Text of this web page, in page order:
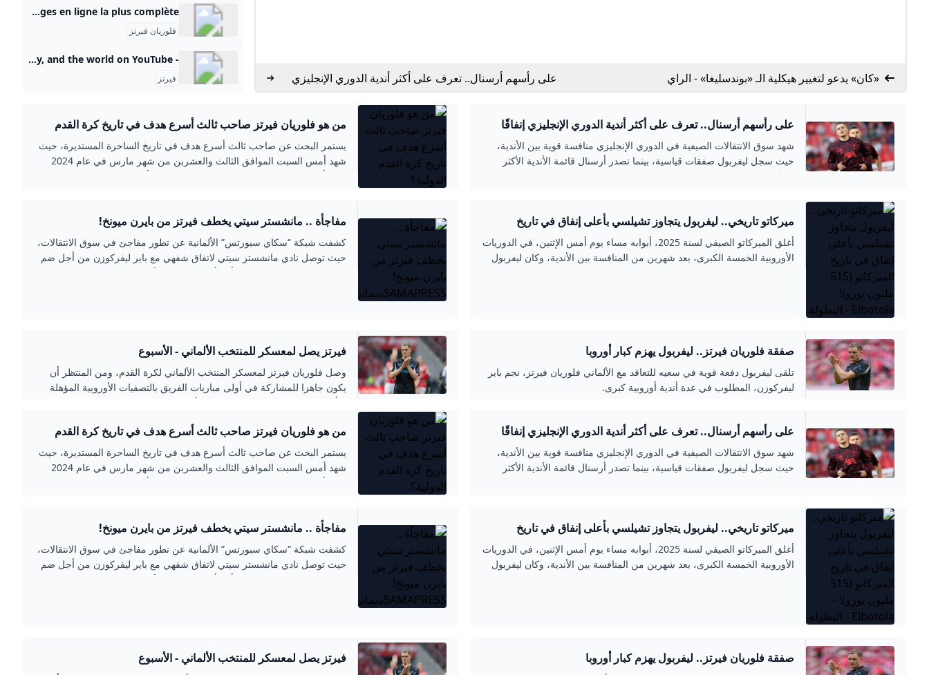
«كان» يدعو لتغيير هيكلية الـ «بوندسليغا» - الراي
على رأسهم أرسنال.. تعرف على أكثر أندية الدوري الإنجليزي
إنفاقًا يسوق الانتقالات 2025
Getty Images Getty Images France. Découvrez des images libres de droits en haute résolution, photos éditoriales, cliparts vectoriels, clips vidéo et des titres de musique sous licence dans la banque d’images en ligne la plus complète.
فلوريان فيرتز
- YouTube Enjoy the videos and music you love, upload original content, and share it all with friends, family, and the world on YouTube.
فيرتز
على رأسهم أرسنال.. تعرف على أكثر أندية الدوري الإنجليزي إنفاقًا
يسوق الانتقالات 2025
شهد سوق الانتقالات الصيفية في الدوري الإنجليزي منافسة قوية بين الأندية،
حيث سجل ليفربول صفقات قياسية، بينما تصدر أرسنال قائمة الأندية الأكثر
إنفاقًا صافيًا.
من هو فلوريان فيرتز صاحب ثالث أسرع هدف في تاريخ كرة القدم
الدولية؟
يستمر البحث عن صاحب ثالث أسرع هدف في تاريخ الساحرة المستديرة، حيث
شهد أمس السبت الموافق الثالث والعشربن من شهر مارس في عام 2024
ثالث أسرع هدف في تاريخ كرة القدم، والذي جاء بأقدام اللاعب الالماني
ميركاتو تاريخي.. ليفربول يتجاوز تشيلسي بأعلى إنفاق في تاريخ
الميركاتو (515 مليون يورو)! - ELBOTOLA - البطولة
أغلق الميركاتو الصيفي لسنة 2025، أبوابه مساء يوم أمس الإثنين، في الدوريات
الأوروبية الخمسة الكبرى، بعد شهرين من المنافسة بين الأندية، وكان ليفربول
مفاجأة .. مانشستر سيتي يخطف فيرتز من بايرن ميونخ!
SAMAPRESSسمابرس
كشفت شبكة “سكاي سبورتس” الألمانية عن تطور مفاجئ في سوق الانتقالات،
حيث توصل نادي مانشستر سيتي لاتفاق شفهي مع باير ليفركوزن من أجل ضم
النجم الشاب فلوريان فيرتز، أحد أبرز المواهب الألمانية في السنوات
صفقة فلوريان فيرتز.. ليفربول يهزم كبار أوروبا
تلقى ليفربول دفعة قوية في سعيه للتعاقد مع الألماني فلوريان فيرتز، نجم باير
ليفركوزن، المطلوب في عدة أندية أوروبية كبرى.
فيرتز يصل لمعسكر للمنتخب الألماني - الأسبوع
وصل فلوريان فيرتز لمعسكر المنتخب الألماني لكرة القدم، ومن المنتظر أن
يكون جاهزا للمشاركة في أولى مباريات الفريق بالتصفيات الأوروبية المؤهلة
لكأس العالم في وقت لاحق من هذا الأسبوع. وكان…
على رأسهم أرسنال.. تعرف على أكثر أندية الدوري الإنجليزي إنفاقًا
يسوق الانتقالات 2025
شهد سوق الانتقالات الصيفية في الدوري الإنجليزي منافسة قوية بين الأندية،
حيث سجل ليفربول صفقات قياسية، بينما تصدر أرسنال قائمة الأندية الأكثر
إنفاقًا صافيًا.
من هو فلوريان فيرتز صاحب ثالث أسرع هدف في تاريخ كرة القدم
الدولية؟
يستمر البحث عن صاحب ثالث أسرع هدف في تاريخ الساحرة المستديرة، حيث
شهد أمس السبت الموافق الثالث والعشربن من شهر مارس في عام 2024
ثالث أسرع هدف في تاريخ كرة القدم، والذي جاء بأقدام اللاعب الالماني
ميركاتو تاريخي.. ليفربول يتجاوز تشيلسي بأعلى إنفاق في تاريخ
الميركاتو (515 مليون يورو)! - ELBOTOLA - البطولة
أغلق الميركاتو الصيفي لسنة 2025، أبوابه مساء يوم أمس الإثنين، في الدوريات
الأوروبية الخمسة الكبرى، بعد شهرين من المنافسة بين الأندية، وكان ليفربول
مفاجأة .. مانشستر سيتي يخطف فيرتز من بايرن ميونخ!
SAMAPRESSسمابرس
كشفت شبكة “سكاي سبورتس” الألمانية عن تطور مفاجئ في سوق الانتقالات،
حيث توصل نادي مانشستر سيتي لاتفاق شفهي مع باير ليفركوزن من أجل ضم
النجم الشاب فلوريان فيرتز، أحد أبرز المواهب الألمانية في السنوات
صفقة فلوريان فيرتز.. ليفربول يهزم كبار أوروبا فيرتز يصل لمعسكر للمنتخب الألماني - الأسبوع